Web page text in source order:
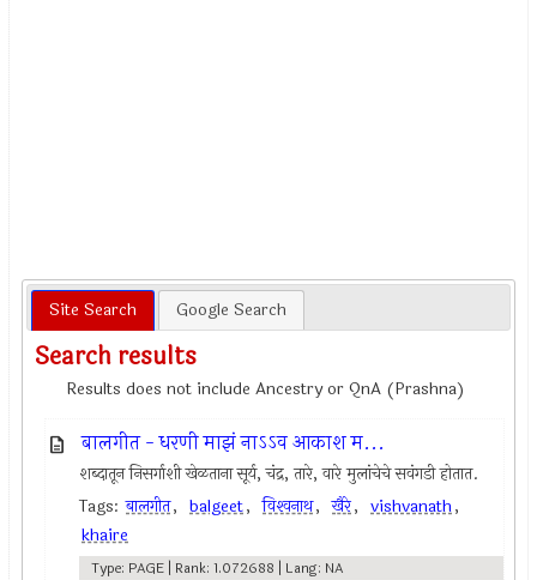
Site Search Google Search
Search results
Results does not include Ancestry or QnA (Prashna)
बालगीत - धरणी माझं नाऽऽव आकाश म...
शब्दातून निसर्गाशी खेळताना सूर्य, चंद्र, तारे, वारे मुलांचेचे सवंगडी होतात.
Tags: बालगीत, balgeet, विश्‍वनाथ, खैरे, vishvanath,
khaire
Type: PAGE | Rank: 1.072688 | Lang: NA